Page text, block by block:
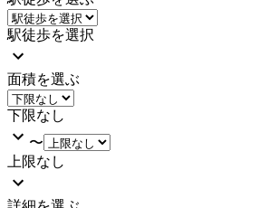
駅徒歩を選択
面積を選ぶ
下限なし
〜
上限なし